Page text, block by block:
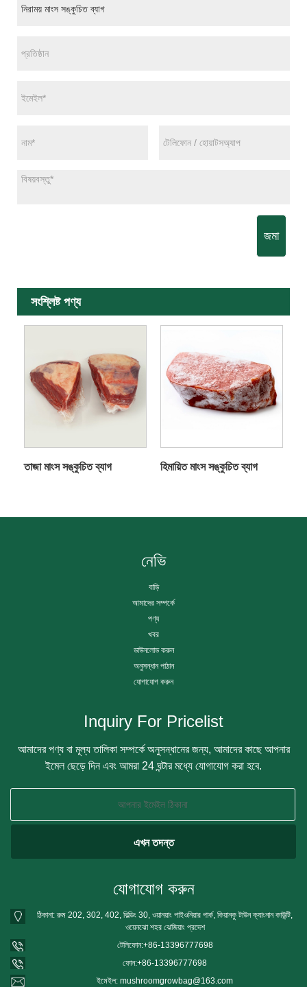
জমা
সংশ্লিষ্ট পণ্য
তাজা মাংস সঙ্কুচিত ব্যাগ হিমায়িত মাংস সঙ্কুচিত ব্যাগ
নেভি
বাড়ি
আমাদের সম্পর্কে
পণ্য
খবর
ডাউনলোড করুন
অনুসন্ধান পাঠান
যোগাযোগ করুন
Inquiry For Pricelist
আমাদের পণ্য বা মূল্য তালিকা সম্পর্কে অনুসন্ধানের জন্য, আমাদের কাছে আপনার
ইমেল ছেড়ে দিন এবং আমরা 24 ঘন্টার মধ্যে যোগাযোগ করা হবে.
যোগাযোগ করুন
ঠিকানা: রুম 202, 302, 402, বিল্ডিং 30, ওয়ানয়াং পাইওনিয়ার পার্ক, কিয়ানকু টাউন ক্যাংনান কাউন্টি,
ওয়েনঝো শহর ঝেজিয়াং প্রদেশ
টেলিফোন:+86-13396777698
ফোন:+86-13396777698
ইমেইল:mushroomgrowbag@163.com